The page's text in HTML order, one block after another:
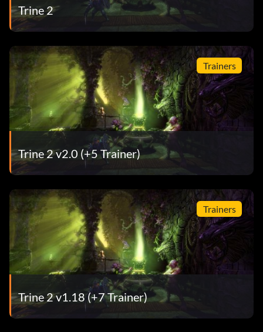
Trine 2
Trainers
Trine 2 v2.0 (+5 Trainer)
Trainers
Trine 2 v1.18 (+7 Trainer)